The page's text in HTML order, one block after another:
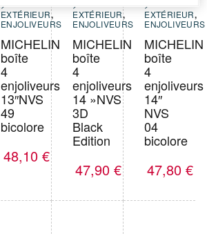
>
EXTÉRIEUR,
ENJOLIVEURS
MICHELIN
boîte
4
enjoliveurs
13″NVS
49
bicolore
48,10€
>
EXTÉRIEUR,
ENJOLIVEURS
MICHELIN
boîte
4
enjoliveurs
14 »NVS
3D
Black
Edition
47,90€
>
EXTÉRIEUR,
ENJOLIVEURS
MICHELIN
boîte
4
enjoliveurs
14″
NVS
04
bicolore
47,80€